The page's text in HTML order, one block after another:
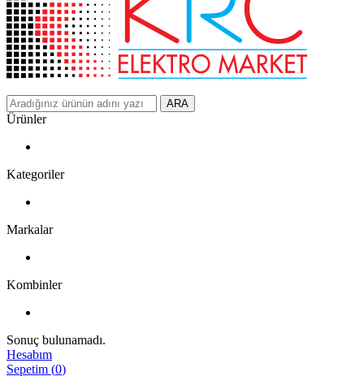
ARA
Ürünler
Kategoriler
Markalar
Kombinler
Sonuç bulunamadı.
Hesabım
Sepetim (0)